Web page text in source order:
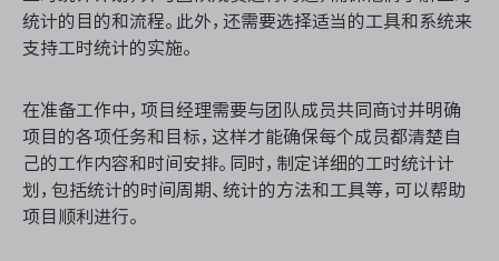
ONES 资讯
统计的目的和流程。此外，还需要选择适当的工具和系统来
支持工时统计的实施。
在准备工作中，项目经理需要与团队成员共同商讨并明确
项目的各项任务和目标，这样才能确保每个成员都清楚自
己的工作内容和时间安排。同时，制定详细的工时统计计
划，包括统计的时间周期、统计的方法和工具等，可以帮助
项目顺利进行。